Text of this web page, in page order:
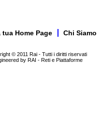
Home Page Chi Siamo
© 2011 Rai - Tutti i diritti riservati
by RAI - Reti e Piattaforme